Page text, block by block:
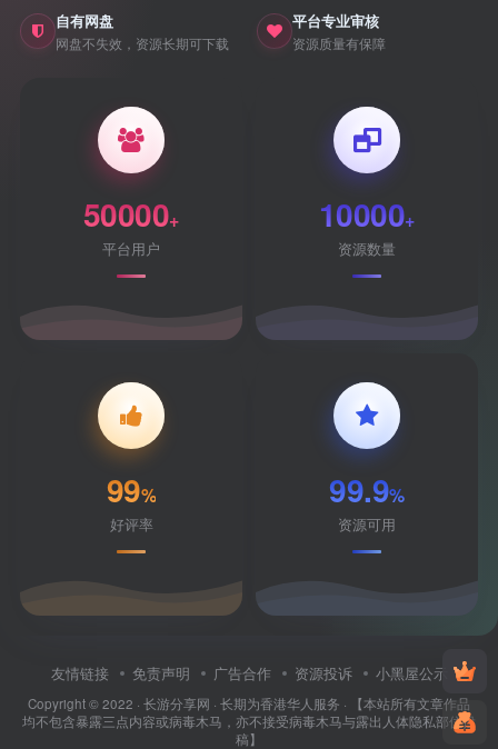
自有网盘
网盘不失效，资源长期可下载
平台专业审核
资源质量有保障
50000+
平台用户
10000+
资源数量
99%
好评率
99.9%
资源可用
友情链接 免责声明 广告合作 资源投诉 小黑屋公示
Copyright © 2022 · 长游分享网 · 长期为香港华人服务 · 【本站所有文章作品
均不包含暴露三点内容或病毒木马，亦不接受病毒木马与露出人体隐私部位投
稿】